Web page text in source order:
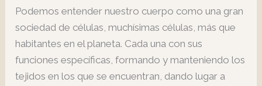
Podemos entender nuestro cuerpo como una gran
sociedad de células, muchísimas células, más que
habitantes en el planeta. Cada una con sus
funciones específicas, formando y manteniendo los
tejidos en los que se encuentran, dando lugar a